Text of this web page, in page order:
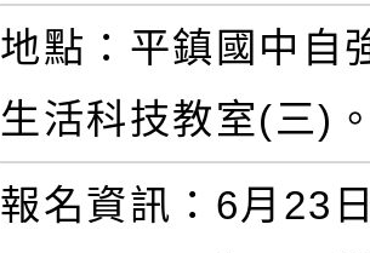
地點：平鎮國中自
生活科技教室(三)
報名資訊：6月23